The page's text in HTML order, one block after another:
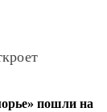
пошли на